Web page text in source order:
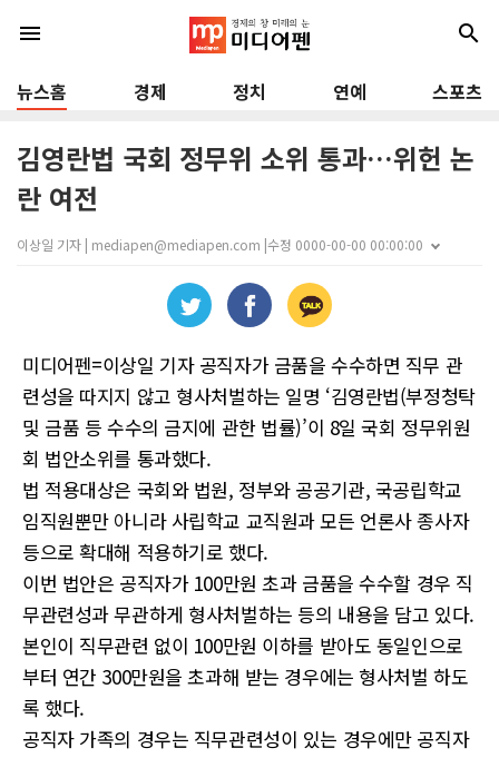
menu search
뉴스홈 경제 정치 연예 스포츠
김영란법 국회 정무위 소위 통과…위헌 논
란 여전
이상일 기자 | mediapen@mediapen.com |수정 0000-00-00 00:00:00
미디어펜=이상일 기자 공직자가 금품을 수수하면 직무 관
련성을 따지지 않고 형사처벌하는 일명 ‘김영란법(부정청탁
및 금품 등 수수의 금지에 관한 법률)’이 8일 국회 정무위원
회 법안소위를 통과했다.
법 적용대상은 국회와 법원, 정부와 공공기관, 국공립학교
임직원뿐만 아니라 사립학교 교직원과 모든 언론사 종사자
등으로 확대해 적용하기로 했다.
이번 법안은 공직자가 100만원 초과 금품을 수수할 경우 직
무관련성과 무관하게 형사처벌하는 등의 내용을 담고 있다.
본인이 직무관련 없이 100만원 이하를 받아도 동일인으로
부터 연간 300만원을 초과해 받는 경우에는 형사처벌 하도
록 했다.
공직자 가족의 경우는 직무관련성이 있는 경우에만 공직자